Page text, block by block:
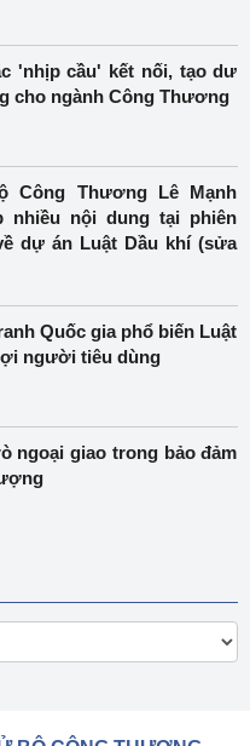
'nhịp cầu' kết nối, tạo dư
cho ngành Công Thương
Công Thương Lê Mạnh
nhiều nội dung tại phiên
dự án Luật Dầu khí (sửa
Quốc gia phổ biến Luật
người tiêu dùng
ngoại giao trong bảo đảm